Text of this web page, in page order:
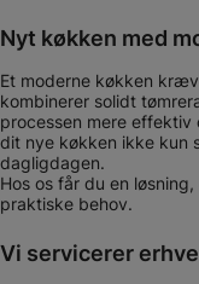
Nyt køkken med
Et moderne køkken
kombinerer solidt
processen mere
dit nye køkken ikke kun
dagligdagen.
Hos os får du en
praktiske behov.
Vi servicerer